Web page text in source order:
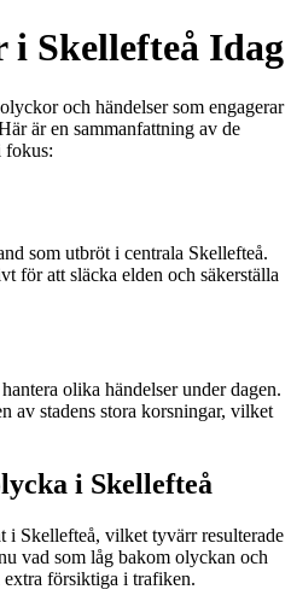
i Skellefteå Idag
och händelser som engagerar
är en sammanfattning av de
fokus:
som utbröt i centrala Skellefteå.
för att släcka elden och säkerställa
olika händelser under dagen.
av stadens stora korsningar, vilket
i Skellefteå
Skellefteå, vilket tyvärr resulterade
vad som låg bakom olyckan och
extra försiktiga i trafiken.